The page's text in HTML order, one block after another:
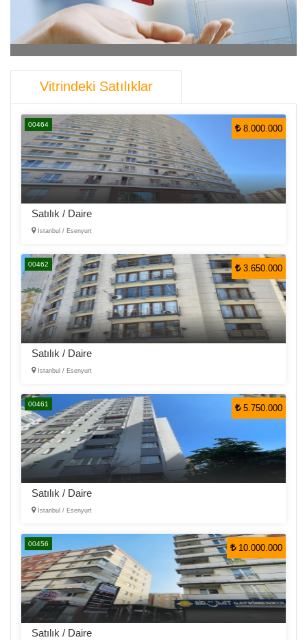
Vitrindeki Satılıklar
00464 8.000.000
Satılık / Daire
İstanbul / Esenyurt
00462 3.650.000
Satılık / Daire
İstanbul / Esenyurt
00461 5.750.000
Satılık / Daire
İstanbul / Esenyurt
00456 10.000.000
Satılık / Daire